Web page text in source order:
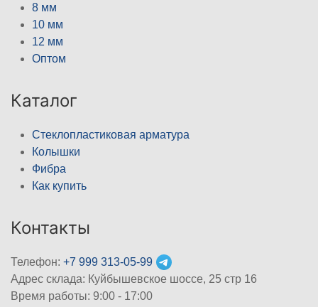
8 мм
10 мм
12 мм
Оптом
Каталог
Стеклопластиковая арматура
Колышки
Фибра
Как купить
Контакты
Телефон: +7 999 313-05-99
Адрес склада: Куйбышевское шоссе, 25 стр 16
Время работы: 9:00 - 17:00